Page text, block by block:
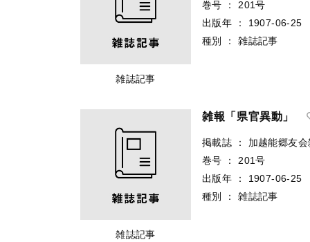
雑誌記事
巻号
：
201号
出版年
：
1907-06-25
種別
： 雑誌記事
雑誌記事
雑報「県官異動」
掲載誌 ：
加越能郷友会
巻号
：
201号
出版年
：
1907-06-25
種別
： 雑誌記事